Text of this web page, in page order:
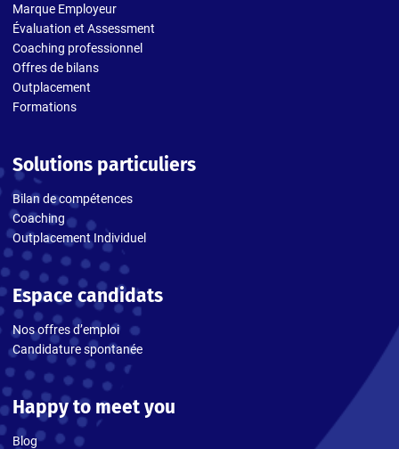
Marque Employeur
Évaluation et Assessment
Coaching professionnel
Offres de bilans
Outplacement
Formations
Solutions particuliers
Bilan de compétences
Coaching
Outplacement Individuel
Espace candidats
Nos offres d’emploi
Candidature spontanée
Happy to meet you
Blog